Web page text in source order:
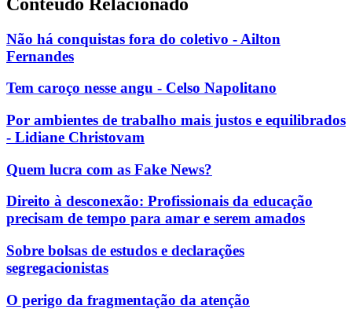
Não há conquistas fora do coletivo - Ailton
Fernandes
Tem caroço nesse angu - Celso Napolitano
Por ambientes de trabalho mais justos e equilibrados
- Lidiane Christovam
Quem lucra com as Fake News?
Direito à desconexão: Profissionais da educação
precisam de tempo para amar e serem amados
Sobre bolsas de estudos e declarações
segregacionistas
O perigo da fragmentação da atenção